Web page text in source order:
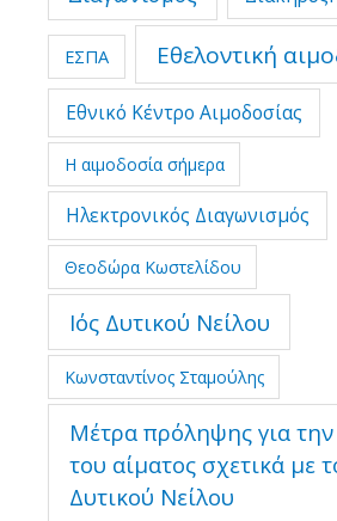
ΕΣΠΑ Εθελοντική
Εθνικό Κέντρο Αιμοδοσίας
Η αιμοδοσία σήμερα
Ηλεκτρονικός Διαγωνισμός
Θεοδώρα Κωστελίδου
Ιός Δυτικού Νείλου
Κωνσταντίνος Σταμούλης
Μέτρα πρόληψης για
του αίματος σχετικά με
Δυτικού Νείλου